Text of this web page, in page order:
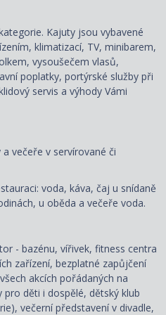
Kajuty jsou vybavené
klimatizací, TV, minibarem,
vysoušečem vlasů,
poplatky, portýrské služby při
servis a výhody Vámi
večeře v servírované či
voda, káva, čaj u snídaně
u oběda a večeře voda.
- bazénu, vířivek, fitness centra
zařízení, bezplatné zapůjčení
akcích pořádaných na
děti i dospělé, dětský klub
večerní představení v divadle,